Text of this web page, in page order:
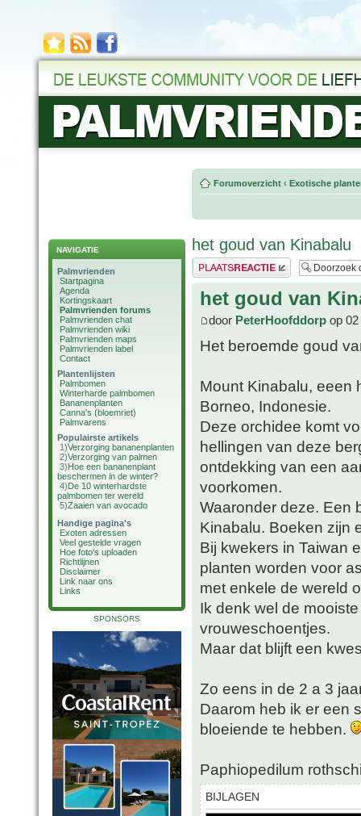
NAVIGATIE
Palmvrienden
Startpagina
Agenda
Kortingskaart
Palmvrienden forums
Palmvrienden chat
Palmvrienden wiki
Palmvrienden maps
Palmvrienden label
Contact
Plantenlijsten
Palmbomen
Winterharde palmbomen
Bananenplanten
Canna's (bloemriet)
Palmvarens
Populairste artikels
1)Verzorging bananenplanten
2)Verzorging van palmen
3)Hoe een bananenplant
beschermen in de winter?
4)De 10 winterhardste
palmbomen ter wereld
5)Zaaien van avocado
Handige pagina's
Exoten adressen
Veel gestelde vragen
Hoe foto's uploaden
Richtlijnen
Disclaimer
Link naar ons
Links
SPONSORS
Forumoverzicht ‹ Exotische
het goud van Kinabalu
Plaats een reactie
het goud van
door PeterHoofddorp op
Het beroemde goud
Mount Kinabalu, eeen
Borneo, Indonesie.
Deze orchidee komt
hellingen van deze
ontdekking van een
voorkomen.
Waaronder deze. Een
Kinabalu. Boeken zijn
Bij kwekers in Taiwan
planten worden voor
met enkele de wereld
Ik denk wel de
vrouweschoentjes.
Maar dat blijft een
Zo eens in de 2 a 3
Daarom heb ik er een
bloeiende te hebben.
Paphiopedilum
BIJLAGEN